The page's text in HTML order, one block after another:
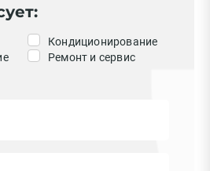
Кондиционирование
Ремонт и сервис